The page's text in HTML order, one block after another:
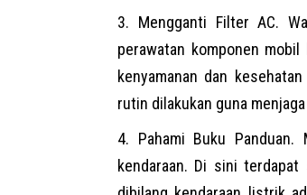
Mengganti Filter AC.
perawatan komponen
kenyamanan dan
rutin dilakukan guna
Pahami Buku
kendaraan. Di sini